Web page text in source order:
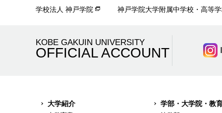
学校法人 神戸学院 神戸学院大学附属中学校・高等
KOBE GAKUIN UNIVERSITY
OFFICIAL ACCOUNT
大学紹介 学部・大学院・教